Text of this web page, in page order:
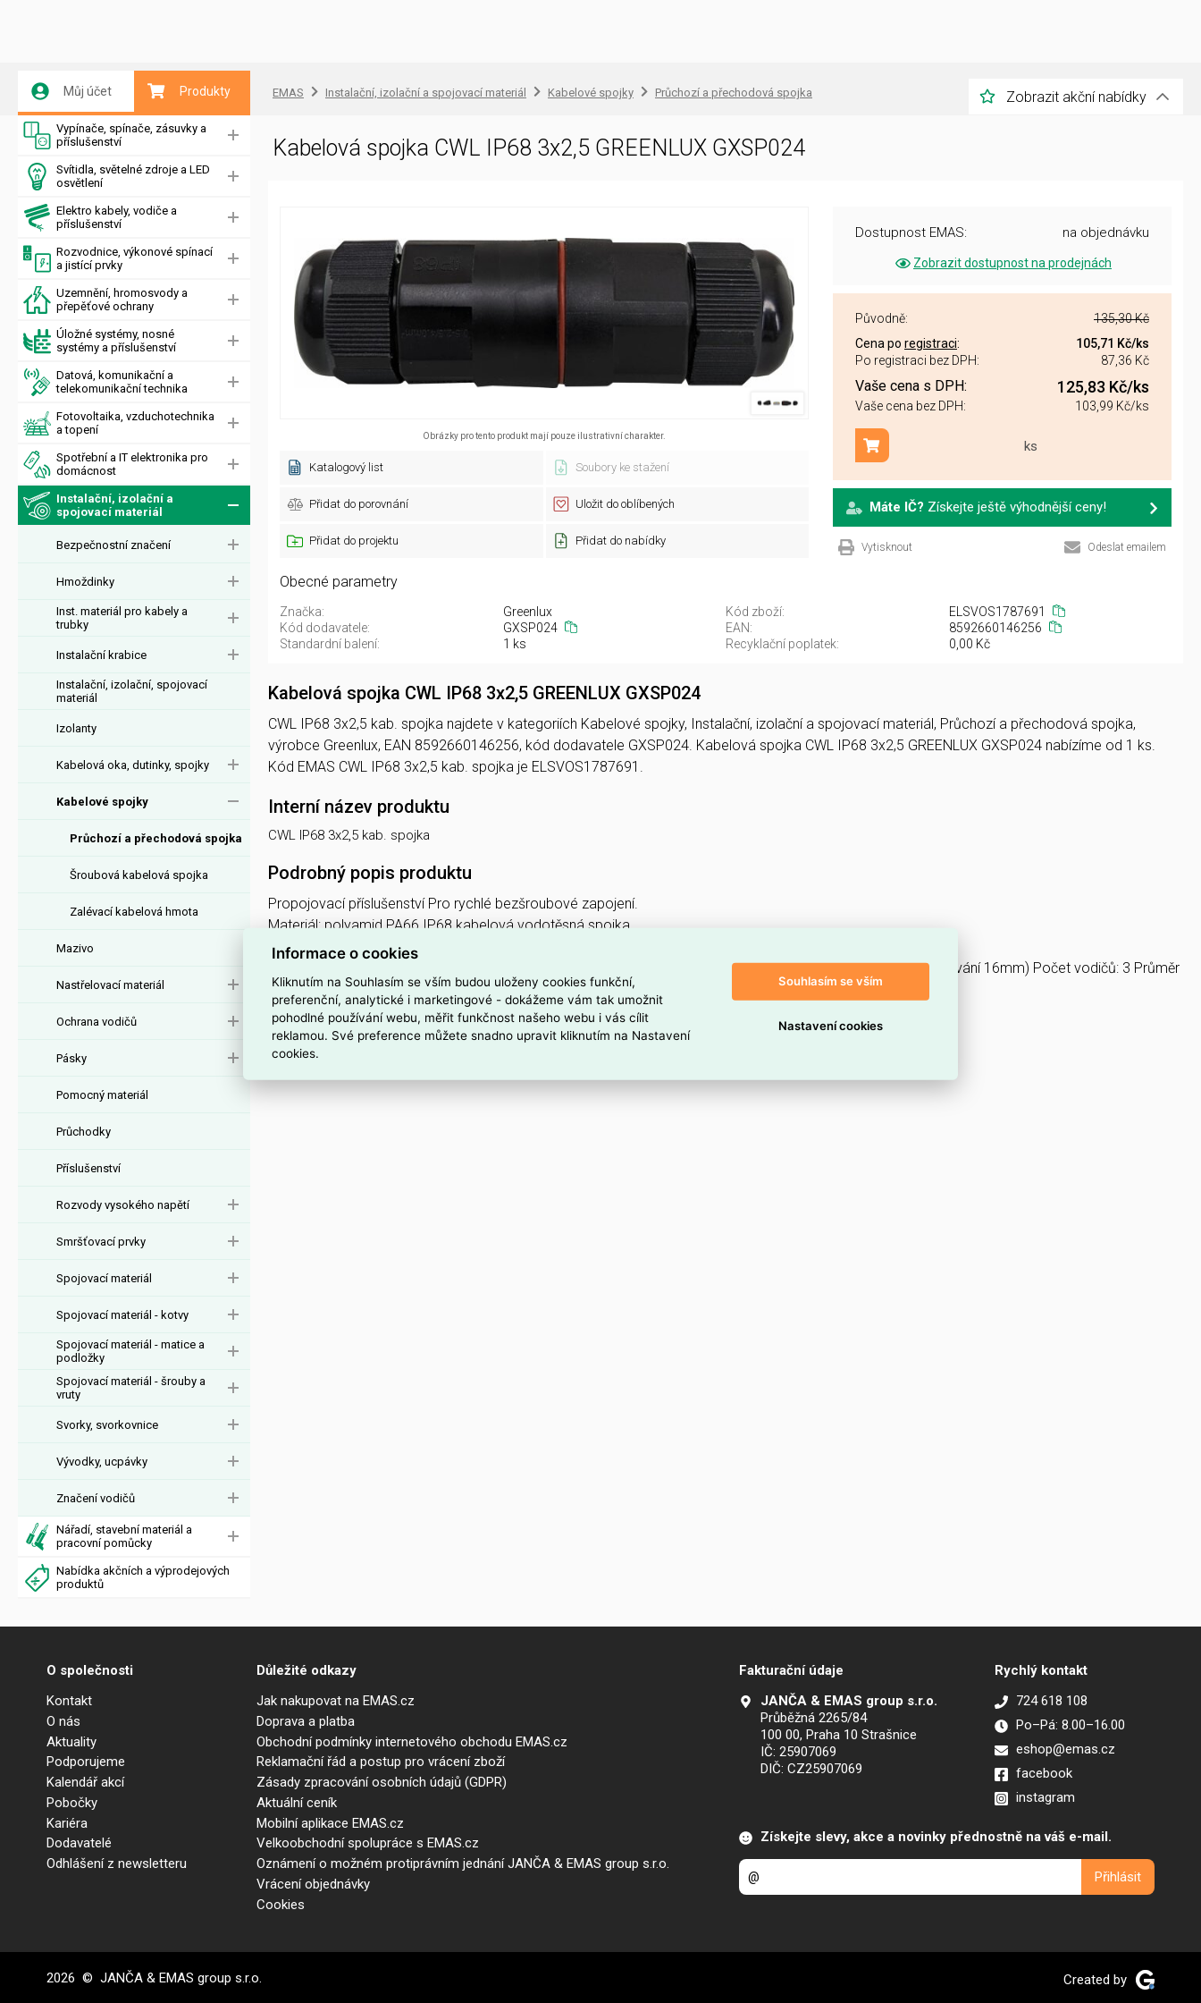
Můj účet Produkty
Vypínače, spínače, zásuvky a
příslušenství
Svítidla, světelné zdroje a LED
osvětlení
Elektro kabely, vodiče a
příslušenství
Rozvodnice, výkonové spínací
a jistící prvky
Uzemnění, hromosvody a
přepěťové ochrany
Úložné systémy, nosné
systémy a příslušenství
Datová, komunikační a
telekomunikační technika
Fotovoltaika, vzduchotechnika
a topení
Spotřební a IT elektronika pro
domácnost
Instalační, izolační a
spojovací materiál
Bezpečnostní značení
Hmoždinky
Inst. materiál pro kabely a
trubky
Instalační krabice
Instalační, izolační, spojovací
materiál
Izolanty
Kabelová oka, dutinky, spojky
Kabelové spojky
Průchozí a přechodová spojka
Šroubová kabelová spojka
Zalévací kabelová hmota
Mazivo
Nastřelovací materiál
Ochrana vodičů
Pásky
Pomocný materiál
Průchodky
Příslušenství
Rozvody vysokého napětí
Smršťovací prvky
Spojovací materiál
Spojovací materiál - kotvy
Spojovací materiál - matice a
podložky
Spojovací materiál - šrouby a
vruty
Svorky, svorkovnice
Vývodky, ucpávky
Značení vodičů
Nářadí, stavební materiál a
pracovní pomůcky
Nabídka akčních a výprodejových
produktů
EMAS Instalační, izolační a spojovací materiál Kabelové spojky Průchozí a přechodová spojka Zobrazit akční nabídky
Kabelová spojka CWL IP68 3x2,5 GREENLUX GXSP024
Obrázky pro tento produkt mají pouze ilustrativní charakter.
Katalogový list Soubory ke stažení
Přidat do porovnání Uložit do oblíbených
Přidat do projektu Přidat do nabídky
Dostupnost EMAS: na objednávku
Zobrazit dostupnost na prodejnách
Původně:
135,30 Kč
Cena po registraci: 105,71 Kč/ks
Po registraci bez DPH:
87,36 Kč
Vaše cena s DPH: 125,83 Kč/ks
Vaše cena bez DPH: 103,99 Kč/ks
ks
Přidat do košíku
Máte IČ? Získejte ještě výhodnější ceny!
Vytisknout Odeslat emailem
Obecné parametry
Značka: Greenlux Kód zboží:
ELSVOS1787691
Kód dodavatele:
GXSP024 EAN:
8592660146256
Standardní balení:
1 ks Recyklační poplatek: 0,00 Kč
Kabelová spojka CWL IP68 3x2,5 GREENLUX GXSP024
CWL IP68 3x2,5 kab. spojka najdete v kategoriích Kabelové spojky, Instalační, izolační a spojovací materiál, Průchozí a přechodová spojka,
výrobce Greenlux, EAN 8592660146256, kód dodavatele GXSP024. Kabelová spojka CWL IP68 3x2,5 GREENLUX GXSP024 nabízíme od 1 ks.
Kód EMAS CWL IP68 3x2,5 kab. spojka je ELSVOS1787691.
Interní název produktu
CWL IP68 3x2,5 kab. spojka
Podrobný popis produktu
Propojovací příslušenství Pro rychlé bezšroubové zapojení.
Materiál: polyamid PA66 IP68 kabelová vodotěsná spojka.
Vhodné pro venkovní použití, například pro připojení LED reflektorů, street light a highbay svítidel.
Pro vodiče o průřezu 0,75-2,5mm² (délka odizolování 10mm) Maximální průřez vodičů 2,5 mm² (délka odizolování 16mm) Počet vodičů: 3 Průměr
kabelu: 6/7
- 11/12 mm Maximální U/I: 250V/16A Určeno k povrchové instalaci.
Bez pevnostní fixace kabelu v tahu.
DOSTUPNÉ POUZE V BALENÍ PO 10KS.
O společnosti
Kontakt
O nás
Aktuality
Podporujeme
Kalendář akcí
Pobočky
Kariéra
Dodavatelé
Odhlášení z newsletteru
Důležité odkazy
Jak nakupovat na EMAS.cz
Doprava a platba
Obchodní podmínky internetového obchodu EMAS.cz
Reklamační řád a postup pro vrácení zboží
Zásady zpracování osobních údajů (GDPR)
Aktuální ceník
Mobilní aplikace EMAS.cz
Velkoobchodní spolupráce s EMAS.cz
Oznámení o možném protiprávním jednání JANČA & EMAS group s.r.o.
Vrácení objednávky
Cookies
Fakturační údaje
JANČA & EMAS group s.r.o.
Průběžná 2265/84
100 00, Praha 10 Strašnice
IČ: 25907069
DIČ: CZ25907069
Rychlý kontakt
724 618 108
Po–Pá: 8.00–16.00
eshop@emas.cz
facebook
instagram
Získejte slevy, akce a novinky přednostně na váš e-mail.
2026 © JANČA & EMAS group s.r.o. Created by
Informace o cookies
Kliknutím na Souhlasím se vším budou uloženy cookies funkční,
preferenční, analytické i marketingové - dokážeme vám tak umožnit
pohodlné používání webu, měřit funkčnost našeho webu i vás cílit
reklamou. Své preference můžete snadno upravit kliknutím na Nastavení
cookies.
Souhlasím se vším
Nastavení cookies